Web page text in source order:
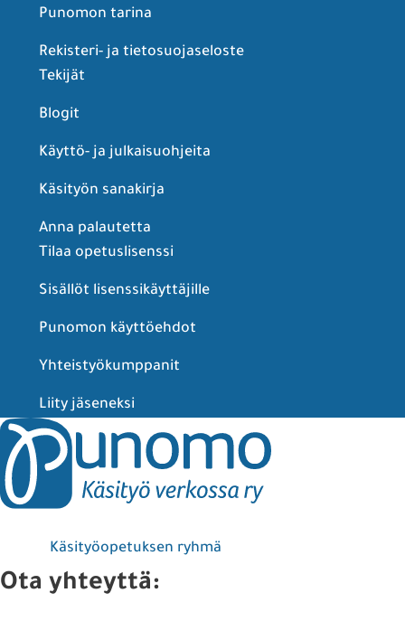
Punomon tarina
Rekisteri- ja tietosuojaseloste
Tekijät
Blogit
Käyttö- ja julkaisuohjeita
Käsityön sanakirja
Anna palautetta
Tilaa opetuslisenssi
Sisällöt lisenssikäyttäjille
Punomon käyttöehdot
Yhteistyökumppanit
Liity jäseneksi
Käsityöopetuksen ryhmä
Ota yhteyttä: